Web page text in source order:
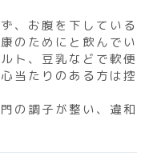
、お腹を下している
のためにと飲んでい
ト、豆乳などで軟便
当たりのある方は控
の調子が整い、違和